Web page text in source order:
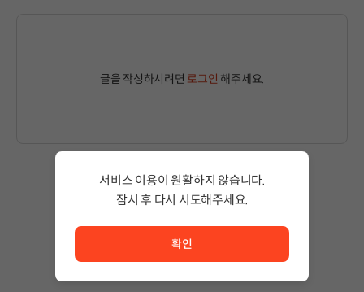
글을 작성하시려면 로그인 해주세요.
작성된 글이 없습니다.
서비스 이용이 원활하지 않습니다.
잠시 후 다시 시도해주세요.
확인